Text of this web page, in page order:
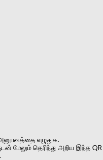
எழுதுக.
மேலும் தெரிந்து அறிய இந்த QR